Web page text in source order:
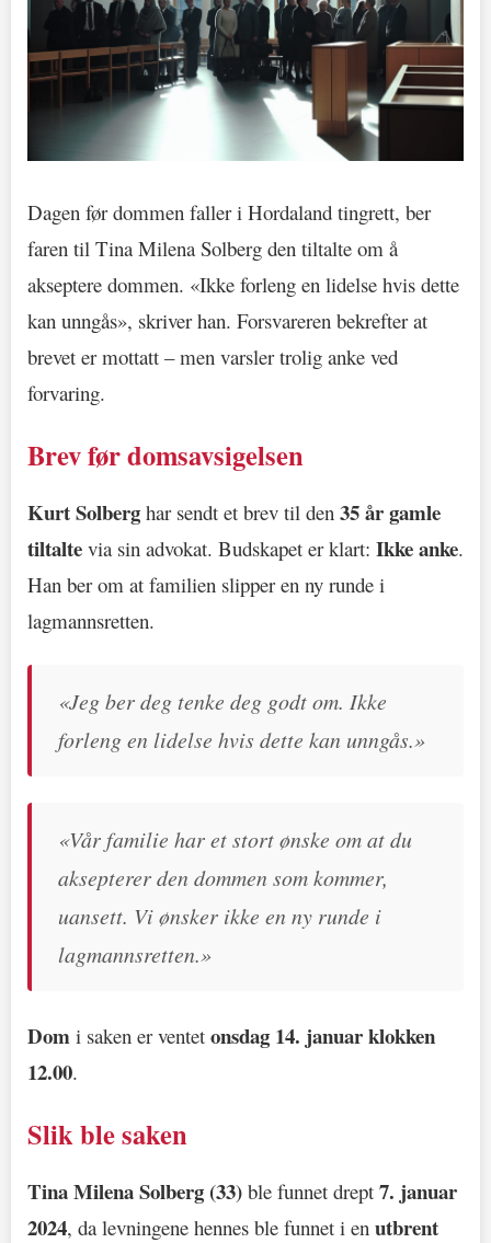
Dagen før dommen faller i Hordaland tingrett, ber
faren til Tina Milena Solberg den tiltalte om å
akseptere dommen. «Ikke forleng en lidelse hvis dette
kan unngås», skriver han. Forsvareren bekrefter at
brevet er mottatt – men varsler trolig anke ved
forvaring.
Brev før domsavsigelsen
Kurt Solberg har sendt et brev til den 35 år gamle
tiltalte via sin advokat. Budskapet er klart: Ikke anke.
Han ber om at familien slipper en ny runde i
lagmannsretten.
«Jeg ber deg tenke deg godt om. Ikke
forleng en lidelse hvis dette kan unngås.»
«Vår familie har et stort ønske om at du
aksepterer den dommen som kommer,
uansett. Vi ønsker ikke en ny runde i
lagmannsretten.»
Dom i saken er ventet onsdag 14. januar klokken
12.00.
Slik ble saken
Tina Milena Solberg (33) ble funnet drept 7. januar
2024, da levningene hennes ble funnet i en utbrent